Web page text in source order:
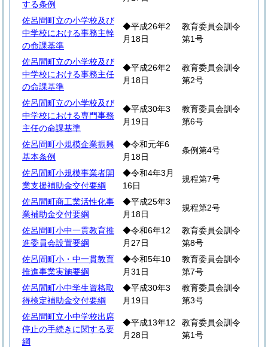
する条例
佐呂間町立の小学校及び
中学校における事務主幹
の命課基準
◆平成26年2
月18日
教育委員会訓令
第1号
佐呂間町立の小学校及び
中学校における事務主任
の命課基準
◆平成26年2
月18日
教育委員会訓令
第2号
佐呂間町立の小学校及び
中学校における専門事務
主任の命課基準
◆平成30年3
月19日
教育委員会訓令
第6号
佐呂間町小規模企業振興
基本条例
◆令和元年6
月18日
条例第4号
佐呂間町小規模事業者開
業支援補助金交付要綱
◆令和4年3月
16日
規程第7号
佐呂間町商工業活性化事
業補助金交付要綱
◆平成25年3
月18日
規程第2号
佐呂間町小中一貫教育推
進委員会設置要綱
◆令和6年12
月27日
教育委員会訓令
第8号
佐呂間町小・中一貫教育
推進事業実施要綱
◆令和5年10
月31日
教育委員会訓令
第7号
佐呂間町小中学生資格取
得検定補助金交付要綱
◆平成30年3
月19日
教育委員会訓令
第3号
佐呂間町立小中学校出席
停止の手続きに関する要
綱
◆平成13年12
月28日
教育委員会訓令
第1号